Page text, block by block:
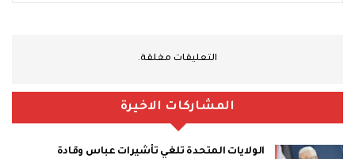
التعليقات مغلقة.
المشاركات الاخيرة
الولايات المتحدة تلغي تأشيرات عباس وقادة